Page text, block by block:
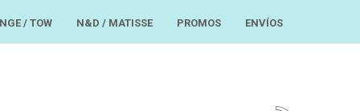
/ TOW N&D / MATISSE PROMOS ENVÍOS